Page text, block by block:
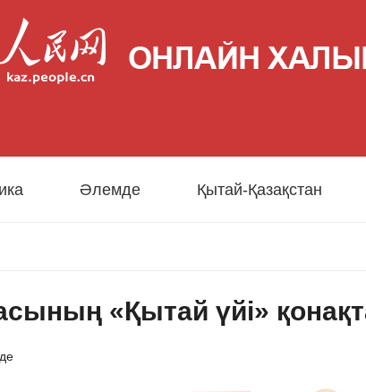
Әлемде Қытай-Қазақстан
«Қытай үйі»